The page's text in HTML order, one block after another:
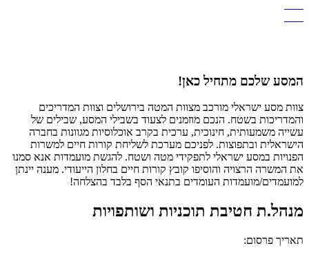
המסע שלכם מתחיל כאן!
צוות מסע ישראלי מורכב מצוות המטה בירושלים וצוות המדריכים
והמדריכות בשטח. הנכם מוזמנים לצעוד בשבילי המסע, שבילים של
עשייה משמעותית, חינוכית, ערכית בקרב אוכלוסיות מגוונות בחברה
הישראלית ובתפוצות. לפניכם מערכת לשליחת קורות חיים למשרות
הפנויות במסע ישראלי לתפקידי מטה ושטח. להגשת מועמדות אנא סמנו
את המשרה הרצויה והוסיפו קובץ קורות חיים בחלון הייעודי. מענה יינתן
למועמדים/מועמדות העומדים בתנאי הסף בלבד בהצלחה!
מנהל.ת חטיבת תוכניות ושותפויות
תאריך פרסום: